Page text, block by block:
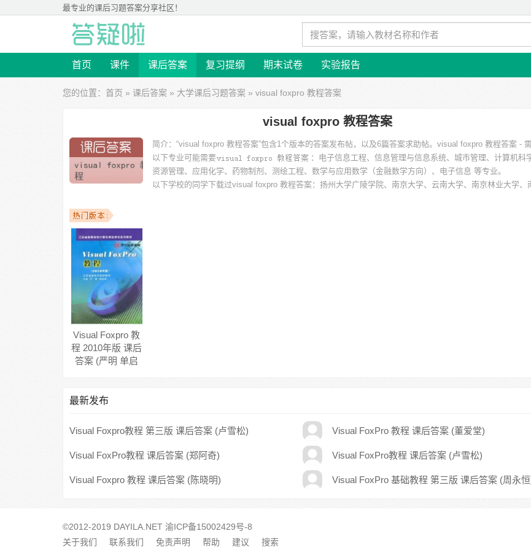
最专业的课后习题答案分享社区！
首页 课件 课后答案 复习提纲 期末试卷 实验报告
您的位置： 首页 » 课后答案 » 大学课后习题答案 » visual foxpro 教程答案
visual foxpro 教程答案
简介： “visual foxpro 教程答案”包含1个版本的答案发布帖，以及6篇答案求助帖。 visual foxpro 教程答案 - 需
以下专业可能需要
：电子信息工程、信息管理与信息系统、城市管理、计算机科
资源管理、应用化学、药物制剂、测绘工程、数学与应用数学（金融数学方向）、电子信息 等专业。
以下学校的同学下载过visual foxpro 教程答案：扬州大学广陵学院、南京大学、云南大学、南京林业大学、
Visual Foxpro 教
程 2010年版 课后
答案 (严明 单启
最新发布
Visual Foxpro教程 第三版 课后答案 (卢雪松) Visual FoxPro 教程 课后答案 (董爱堂)
Visual FoxPro教程 课后答案 (郑阿奇) Visual FoxPro教程 课后答案 (卢雪松)
Visual Foxpro 教程 课后答案 (陈晓明) Visual FoxPro 基础教程 第三版 课后答案 (周永
©2012-2019 DAYILA.NET 渝ICP备15002429号-8
关于我们
联系我们 免责声明 帮助 建议 搜索